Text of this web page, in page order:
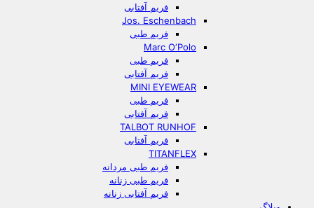
فریم آفتابی
Jos. Eschenbach
فریم طبی
Marc O‘Polo
فریم طبی
فریم آفتابی
MINI EYEWEAR
فریم طبی
فریم آفتابی
TALBOT RUNHOF
فریم آفتابی
TITANFLEX
فریم طبی مردانه
فریم طبی زنانه
فریم آفتابی زنانه